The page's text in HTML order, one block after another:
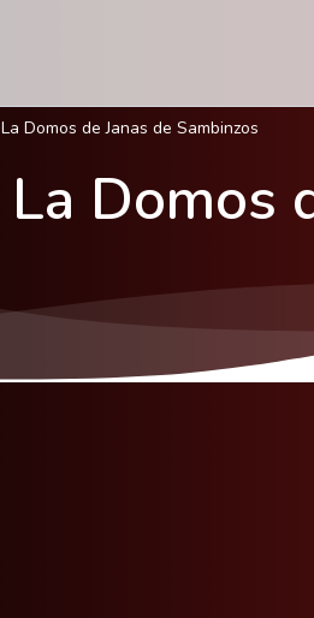
La Domos de Janas de Sambinzos
La Domos